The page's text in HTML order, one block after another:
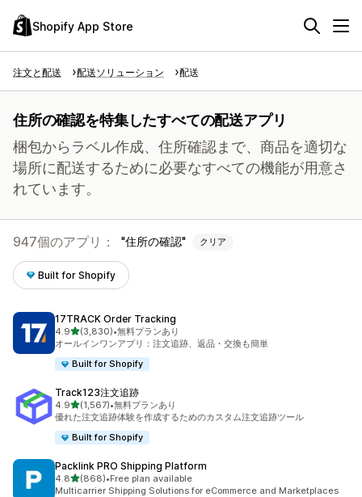
Shopify App Store
注文と配送 配送ソリューション 配送
住所の確認を特集したすべての配送アプリ
梱包からラベル作成、住所確認まで、商品を適切な
場所に配送するために必要なすべての機能が用意さ
れています。
947個のアプリ： 住所の確認 クリア
Built for Shopify
17TRACK Order Tracking
4.95つ星中
(3,830)
合計レビュー数：3830件
•無料プランあり
オールインワンアプリ：注文追跡、返品・交換も簡単
Built for Shopify
Track123注文追跡
4.95つ星中
(1,567)
合計レビュー数：1567件
•無料プランあり
優れた注文追跡体験を作成するためのカスタム注文追跡ツール
Built for Shopify
Packlink PRO Shipping Platform
4.85つ星中
(868)
合計レビュー数：868件
•Free plan available
Multicarrier Shipping Solutions for eCommerce and Marketplaces